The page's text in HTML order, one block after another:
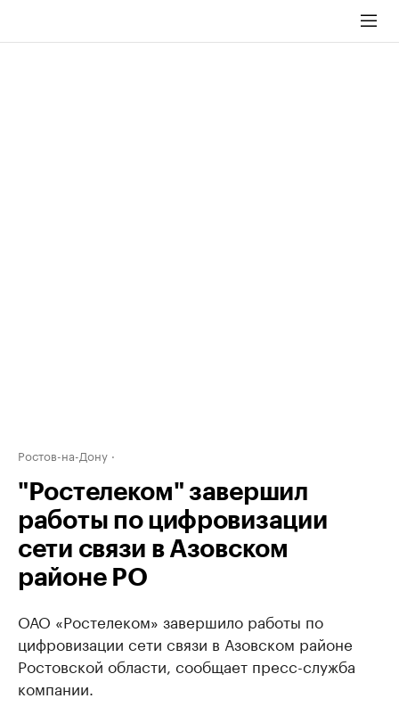
Ростов-на-Дону
"Ростелеком" завершил
работы по цифровизации
сети связи в Азовском
районе РО
ОАО «Ростелеком» завершило работы по
цифровизации сети связи в Азовском районе
Ростовской области, сообщает пресс-служба
компании.